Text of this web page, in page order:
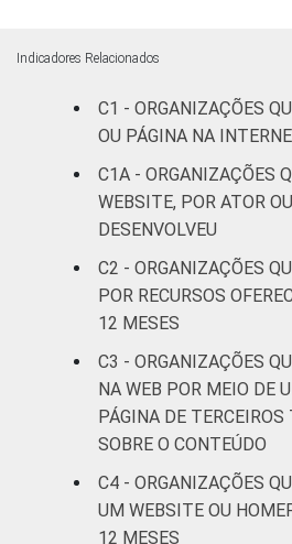
Saúde
Indicadores Relacionados
C1 - ORGANIZAÇÕES
OU PÁGINA NA
C1A - ORGANIZAÇÕES
WEBSITE, POR ATOR
DESENVOLVEU
C2 - ORGANIZAÇÕES
POR RECURSOS
12 MESES
C3 - ORGANIZAÇÕES
NA WEB POR MEIO DE
PÁGINA DE
SOBRE O CONTEÚDO
C4 - ORGANIZAÇÕES
UM WEBSITE OU
12 MESES